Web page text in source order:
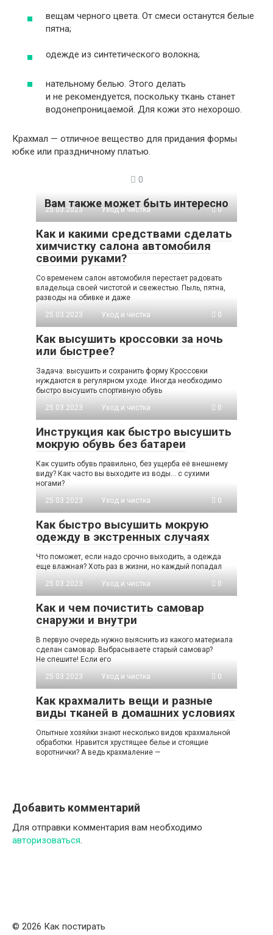
вещам черного цвета. От смеси останутся белые
пятна;
одежде из синтетического волокна;
нательному белью. Этого делать
и не рекомендуется, поскольку ткань станет
водонепроницаемой. Для кожи это нехорошо.
Крахмал — отличное вещество для придания формы
юбке или праздничному платью.
0
Вам также может быть интересно
25.03.2023 Уход и чистка 0
Как и какими средствами сделать
химчистку салона автомобиля
своими руками?
Со временем салон автомобиля перестает радовать
владельца своей чистотой и свежестью. Пыль, пятна,
разводы на обивке и даже
25.03.2023
Уход и чистка 0
Как высушить кроссовки за ночь
или быстрее?
Задача: высушить и сохранить форму Кроссовки
нуждаются в регулярном уходе. Иногда необходимо
быстро высушить спортивную обувь
25.03.2023
Уход и чистка 0
Инструкция как быстро высушить
мокрую обувь без батареи
Как сушить обувь правильно, без ущерба её внешнему
виду? Как часто вы выходите из воды… с сухими
ногами?
25.03.2023
Уход и чистка 0
Как быстро высушить мокрую
одежду в экстренных случаях
Что поможет, если надо срочно выходить, а одежда
еще влажная? Хоть раз в жизни, но каждый попадал
25.03.2023
Уход и чистка 0
Как и чем почистить самовар
снаружи и внутри
В первую очередь нужно выяснить из какого материала
сделан самовар. Выбрасываете старый самовар?
Не спешите! Если его
25.03.2023
Уход и чистка 0
Как крахмалить вещи и разные
виды тканей в домашних условиях
Опытные хозяйки знают несколько видов крахмальной
обработки. Нравится хрустящее белье и стоящие
воротнички? А ведь крахмаление —
Добавить комментарий
Для отправки комментария вам необходимо
авторизоваться.
© 2026 Как постирать